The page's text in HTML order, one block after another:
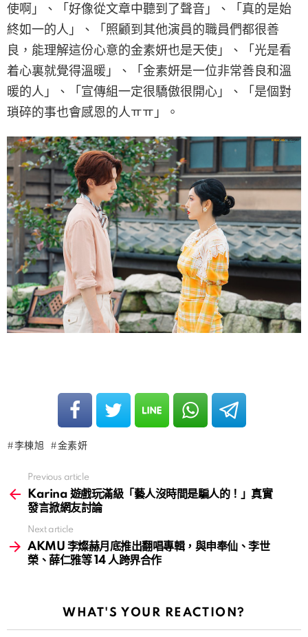
使啊」、「好像從文章中聽到了聲音」、「真的是始
終如一的人」、「照顧到其他演員的職員們都很善
良，能理解這份心意的金素妍也是天使」、「光是看
着心裏就覺得溫暖」、「金素妍是一位非常善良和溫
暖的人」、「宣傳組一定很驕傲很開心」、「是個對
瑣碎的事也會感恩的人ㅠㅠ」。
李棟旭 金素妍
more
Previous article
Karina 遊戲玩滿級「藝人沒時間是騙人的！」真實
發言掀網友討論
Next article
AKMU 李燦赫月底推出翻唱專輯，與申奉仙、李世
榮、薛仁雅等 14 人跨界合作
WHAT'S YOUR REACTION?